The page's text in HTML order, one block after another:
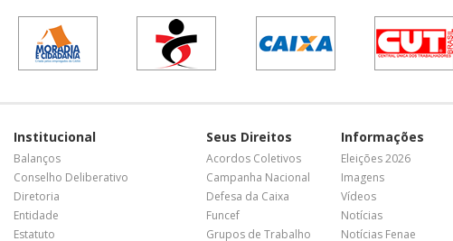
Institucional
Balanços
Conselho Deliberativo
Diretoria
Entidade
Estatuto
Seus Direitos
Acordos Coletivos
Campanha Nacional
Defesa da Caixa
Funcef
Grupos de Trabalho
Informações
Eleições 2026
Imagens
Vídeos
Notícias
Notícias Fenae